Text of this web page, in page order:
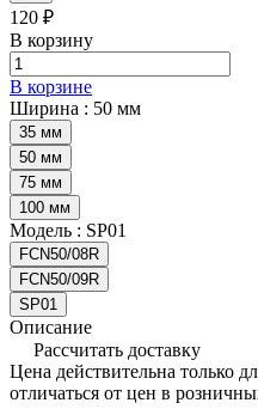
120 ₽
В корзину
В корзине
Ширина : 50 мм
35 мм
50 мм
75 мм
100 мм
Модель : SP01
FCN50/08R
FCN50/09R
SP01
Описание
Рассчитать доставку
Цена действительна только
отличаться от цен в